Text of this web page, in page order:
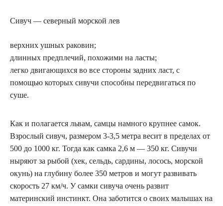
Сивуч — северный морской лев
верхних ушных раковин;
длинных предплечий, похожими на ласты;
легко двигающихся во все стороны задних ласт, с
помощью которых сивучи способны передвигаться по
суше.
Как и полагается львам, самцы намного крупнее самок.
Взрослый сивуч, размером 3-3,5 метра весит в пределах от
500 до 1000 кг. Тогда как самка 2,6 м — 350 кг. Сивучи
ныряют за рыбой (хек, сельдь, сардины, лосось, морской
окунь) на глубину более 350 метров и могут развивать
скорость 27 км/ч. У самки сивуча очень развит
материнский инстинкт. Она заботится о своих малышах на